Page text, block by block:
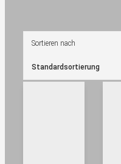
Sortieren nach
Standardsortierung